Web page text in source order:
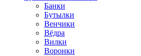
Банки
Бутылки
Венчики
Вёдра
Вилки
Воронки